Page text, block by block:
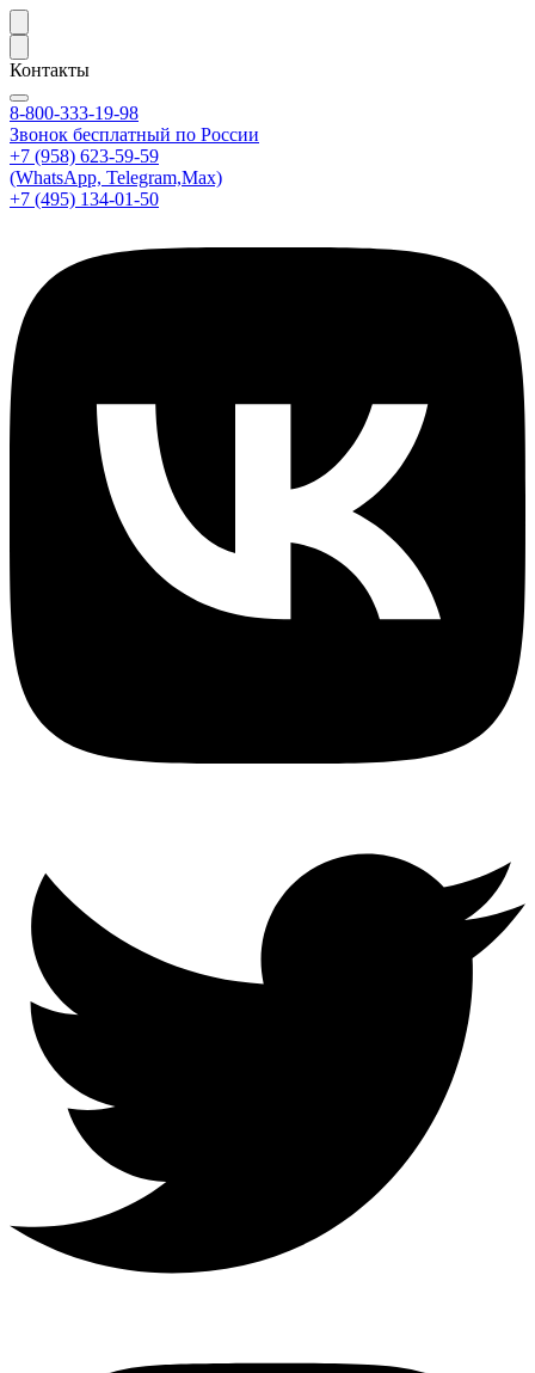
Контакты
8-800-333-19-98
Звонок бесплатный по России
+7 (958) 623-59-59
(WhatsApp, Telegram,Max)
+7 (495) 134-01-50